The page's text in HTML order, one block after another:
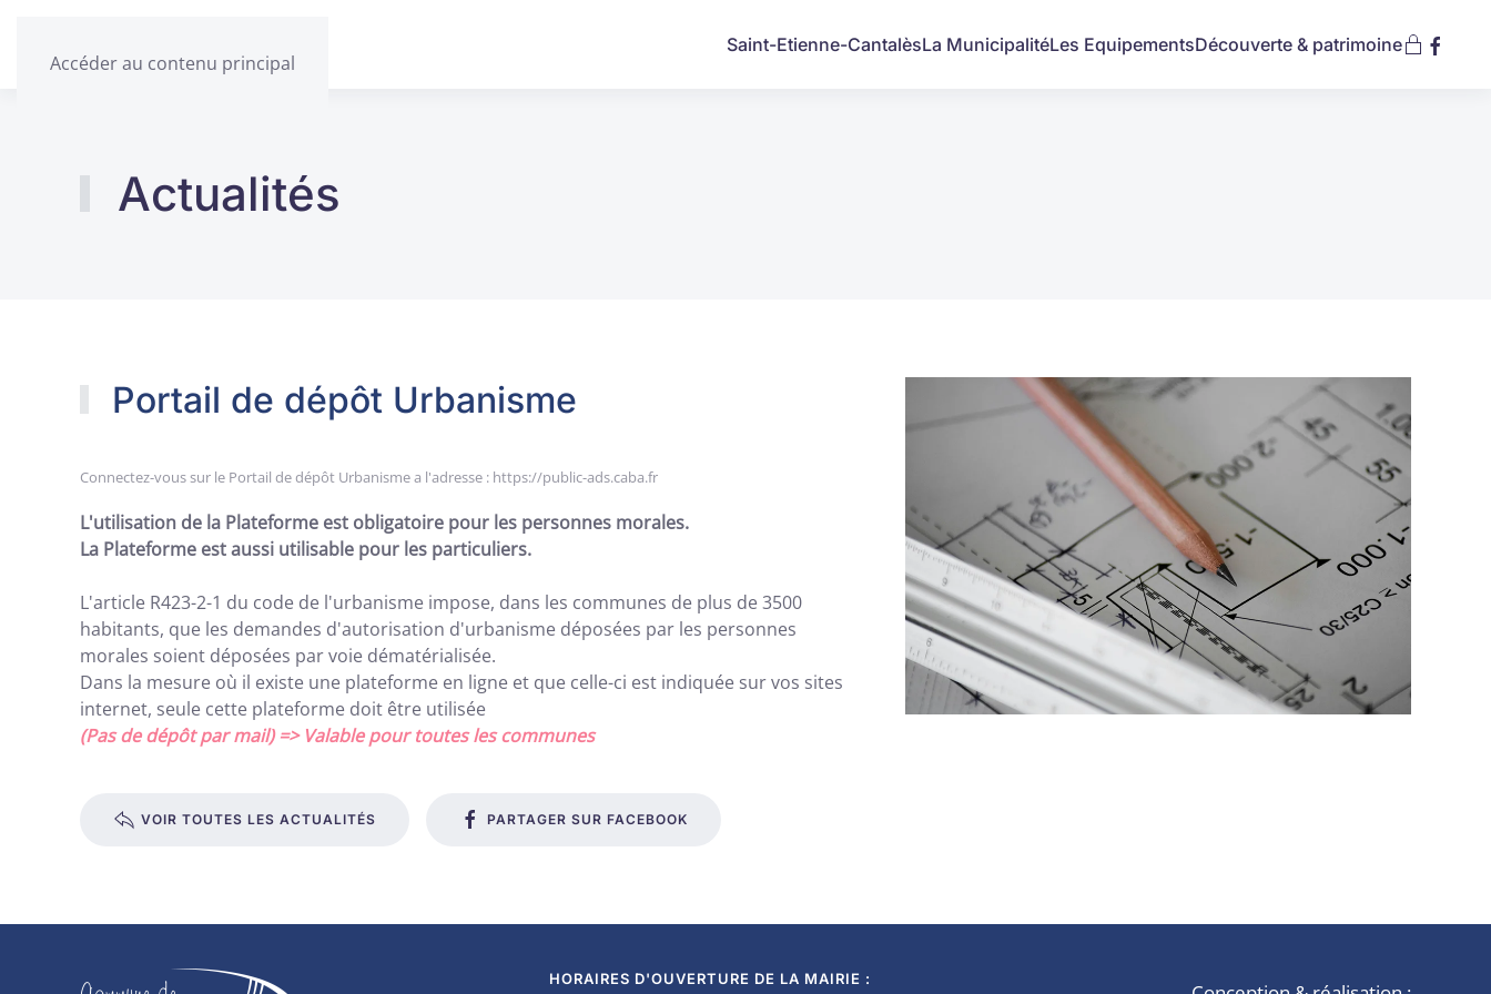
Accéder au contenu principal
Saint-Etienne-CantalèsLa MunicipalitéLes EquipementsDécouverte & patrimoine
Actualités
Portail de dépôt Urbanisme
Connectez-vous sur le Portail de dépôt Urbanisme a l'adresse : https://public-ads.caba.fr
L'utilisation de la Plateforme est obligatoire pour les personnes morales.
La Plateforme est aussi utilisable pour les particuliers.
L'article R423-2-1 du code de l'urbanisme impose, dans les communes de plus de 3500
habitants, que les demandes d'autorisation d'urbanisme déposées par les personnes
morales soient déposées par voie dématérialisée.
Dans la mesure où il existe une plateforme en ligne et que celle-ci est indiquée sur vos sites
internet, seule cette plateforme doit être utilisée
(Pas de dépôt par mail) => Valable pour toutes les communes
VOIR TOUTES LES ACTUALITÉS PARTAGER SUR FACEBOOK
HORAIRES D'OUVERTURE DE LA MAIRIE :